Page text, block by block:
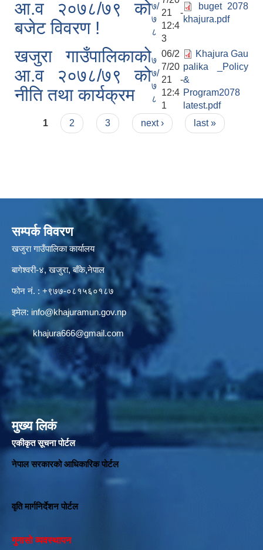
आ.व २०७८/७९ को
बजेट विवरण !
७/
७
८
21 -
12:4
3
buget 2078
khajura.pdf
खजुरा गाउँपालिकाको
आ.व २०७८/७९ को
नीति तथा कार्यक्रम
७
७/
७
८
06/2
7/20
21 -
12:4
1
Khajura Gau
palika _Policy
&
Program2078
latest.pdf
Pages
1 2 3 next › last »
सम्पर्क विवरण
खजुरा गाउँपालिका कार्यालय
बागेश्वरी-४, खजुरा, बाँके,नेपाल
फोन नं. : +९७७-०८१५६०१८७
इमेल: info@khajuramun.gov.np
khajura666@gmail.com
मुख्य लिकं
एकीकृत सूचना पोर्टल
नेपाल सरकारको आधिकारिक पोर्टल
वृति मार्गनिर्देशन पोर्टल
गुनासो व्यवस्थापन